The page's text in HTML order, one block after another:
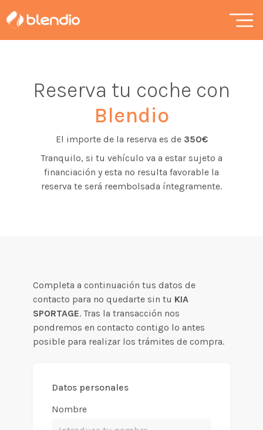
Reserva tu coche con
Blendio
El importe de la reserva es de 350€
Tranquilo, si tu vehículo va a estar sujeto a
financiación y esta no resulta favorable la
reserva te será reembolsada íntegramente.
Completa a continuación tus datos de
contacto para no quedarte sin tu KIA
SPORTAGE. Tras la transacción nos
pondremos en contacto contigo lo antes
posible para realizar los trámites de compra.
Datos personales
Nombre